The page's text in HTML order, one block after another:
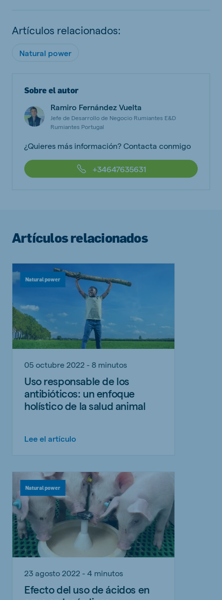
Artículos relacionados:
Natural power
Sobre el autor
Ramiro Fernández Vuelta
Jefe de Desarrollo de Negocio Rumiantes E&D
Rumiantes Portugal
¿Quieres más información? Contacta conmigo
+34647635631
Artículos relacionados
Natural power
05 octubre 2022 - 8 minutos
Uso responsable de los
antibióticos: un enfoque
holístico de la salud animal
Lee el artículo
Natural power
23 agosto 2022 - 4 minutos
Efecto del uso de ácidos en